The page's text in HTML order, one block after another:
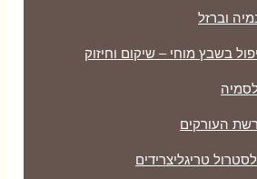
וברזל
בשבץ מוחי – שיקום וחיזוק
העורקים
טריגליצרידים